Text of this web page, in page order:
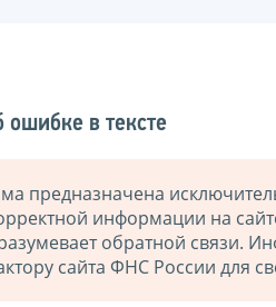
в тексте
предназначена
информации на
обратной связи.
сайта ФНС России для